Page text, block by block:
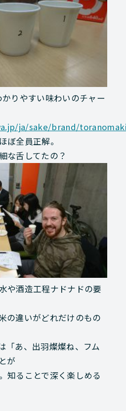
りやすい味わいのチャー
ja/sake/brand/
ぼ全員正解。
な舌してたの？
や酒造工程ナドナドの要
の違いがどれだけのもの
「あ、出羽燦燦ね、フム
が
知ることで深く楽しめる